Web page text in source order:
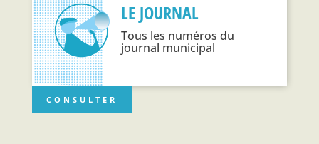
LE JOURNAL
Tous les numéros du
journal municipal
CONSULTER